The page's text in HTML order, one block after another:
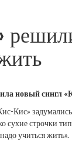
новый сингл
Кис»
сухие строчки
учиться жить».